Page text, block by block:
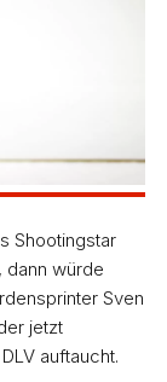
Shootingstar
dann würde
Sven
jetzt
auftaucht.